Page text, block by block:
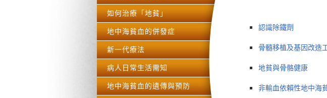
如何治療「地貧」
地中海貧血的併發症
新一代療法
病人日常生活需知
地中海貧血的遺傳與預防
認識除鐵劑
骨髓移植及基因改造
地貧與骨骼健康
非輸血依賴性地中海